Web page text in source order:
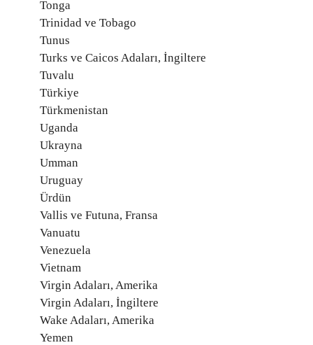
Tonga
Trinidad ve Tobago
Tunus
Turks ve Caicos Adaları, İngiltere
Tuvalu
Türkiye
Türkmenistan
Uganda
Ukrayna
Umman
Uruguay
Ürdün
Vallis ve Futuna, Fransa
Vanuatu
Venezuela
Vietnam
Virgin Adaları, Amerika
Virgin Adaları, İngiltere
Wake Adaları, Amerika
Yemen